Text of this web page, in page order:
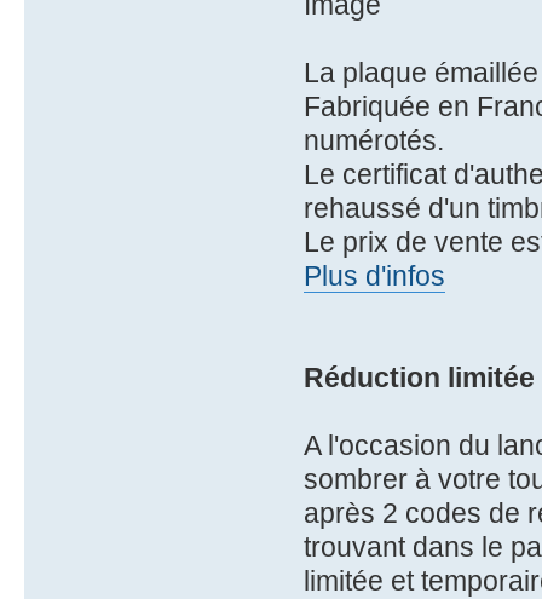
La plaque
Fabriquée en
numérotés.
Le certificat
rehaussé d'un
Le prix de vente
Plus d'infos
Réduction
A l'occasion du
sombrer à votre
après 2 codes de
trouvant dans le
limitée et